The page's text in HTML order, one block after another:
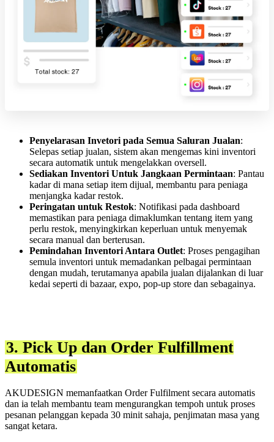
Penyelarasan Invetori pada Semua Saluran Jualan:
Selepas setiap jualan, sistem akan mengemas kini inventori
secara automatik untuk mengelakkan oversell.
Sediakan Inventori Untuk Jangkaan Permintaan: Pantau
kadar di mana setiap item dijual, membantu para peniaga
menjangka kadar restok.
Peringatan untuk Restok: Notifikasi pada dashboard
memastikan para peniaga dimaklumkan tentang item yang
perlu restok, menyingkirkan keperluan untuk menyemak
secara manual dan berterusan.
Pemindahan Inventori Antara Outlet: Proses pengagihan
semula inventori untuk memadankan pelbagai permintaan
dengan mudah, terutamanya apabila jualan dijalankan di luar
kedai seperti di bazaar, expo, pop-up store dan sebagainya.
3. Pick Up dan Order Fulfillment
Automatis
AKUDESIGN memanfaatkan Order Fulfilment secara automatis
dan ia telah membantu team mengurangkan tempoh untuk proses
pesanan pelanggan kepada 30 minit sahaja, penjimatan masa yang
sangat ketara.